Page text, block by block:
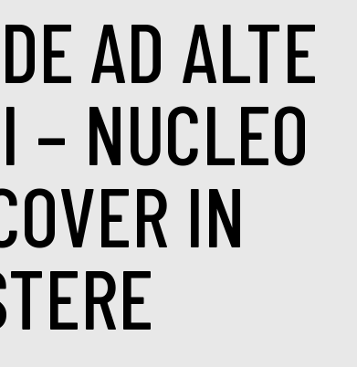
AD ALTE
– NUCLEO
IN